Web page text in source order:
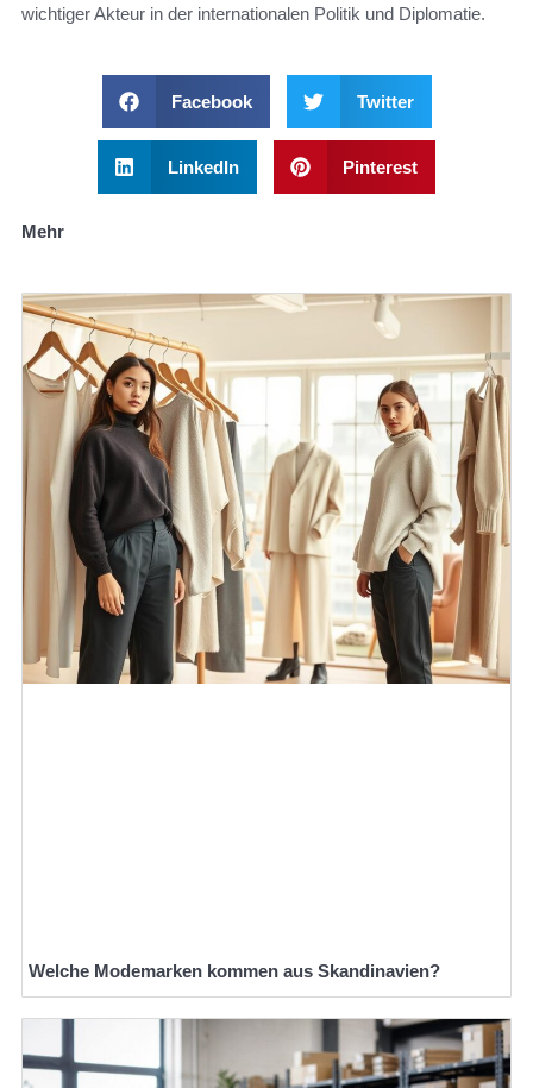
wichtiger Akteur in der internationalen Politik und Diplomatie.
Facebook Twitter
LinkedIn Pinterest
Mehr
Welche Modemarken kommen aus Skandinavien?